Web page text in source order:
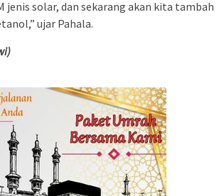
jenis solar, dan sekarang akan kita tambah
ujar Pahala.